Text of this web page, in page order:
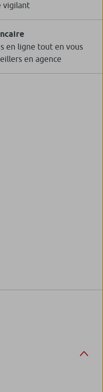
vigilant
en ligne tout en vous
en agence